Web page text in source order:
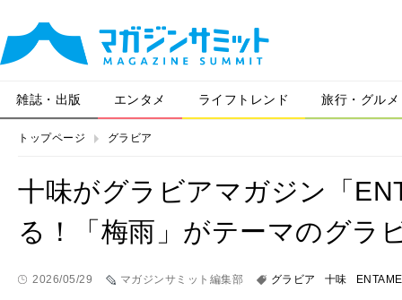
雑誌・出版 エンタメ ライフトレンド 旅行・グルメ
トップページ グラビア
十味がグラビアマガジン「
る！「梅雨」がテーマのグラ
2026/05/29 マガジンサミット編集部 グラビア 十味